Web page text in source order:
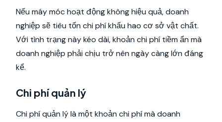
Nếu máy móc hoạt động không hiệu quả, doanh
nghiệp sẽ tiêu tốn chi phí khấu hao cơ sở vật chất.
Với tình trạng này kéo dài, khoản chi phí tiềm ẩn mà
doanh nghiệp phải chịu trở nên ngày càng lớn đáng
kể.
Chi phí quản lý
Chi phí quản lý là một khoản chi phí mà doanh